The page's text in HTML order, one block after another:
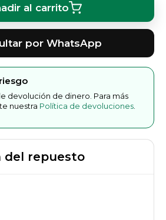
al carrito
por WhatsApp
devolución de dinero. Para más
nuestra Política de devoluciones
del repuesto